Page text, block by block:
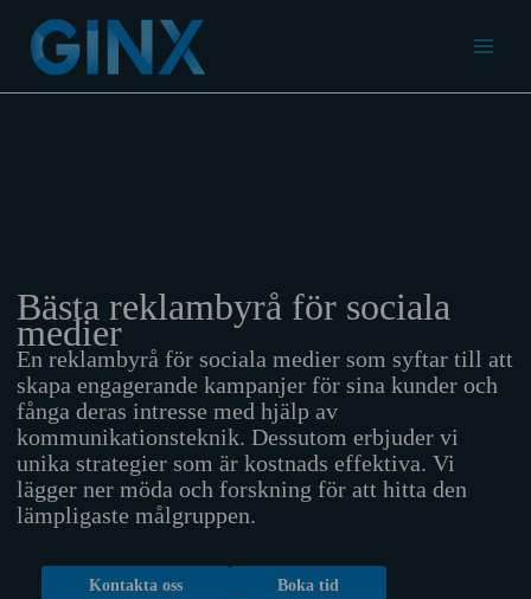
innehåll
Bästa reklambyrå för sociala
medier
En reklambyrå för sociala medier som syftar till att
skapa engagerande kampanjer för sina kunder och
fånga deras intresse med hjälp av
kommunikationsteknik. Dessutom erbjuder vi
unika strategier som är kostnads effektiva. Vi
lägger ner möda och forskning för att hitta den
lämpligaste målgruppen.
Kontakta oss Boka tid